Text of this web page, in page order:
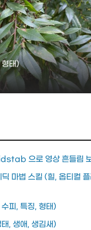
동물 한국의 파충류
도마뱀 (특징, 생태, 생애,
2026년 01월 16일 hig
으로 영상 흔들림
마법 스킬 (힐, 옵티컬 플
피, 특징, 형태)
, 생애, 생김새)